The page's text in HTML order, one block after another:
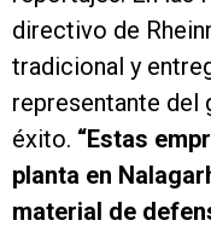
directivo de
tradicional y
representante del
éxito. “Estas
planta en
material de